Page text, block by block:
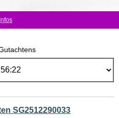
Infos
SG2512290033